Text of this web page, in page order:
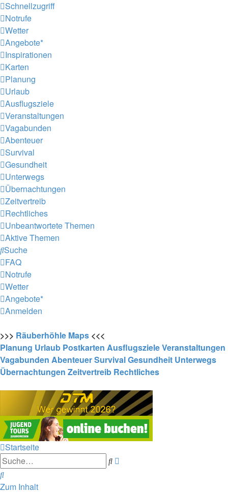
Schnellzugriff
Notrufe
Wetter
Angebote*
Inspirationen
Karten
Planung
Urlaub
Ausflugsziele
Veranstaltungen
Vagabunden
Abenteuer
Survival
Gesundheit
Unterwegs
Übernachtungen
Zeitvertreib
Rechtliches
Unbeantwortete Themen
Aktive Themen
Suche
FAQ
Notrufe
Wetter
Angebote*
Anmelden
>>> Räuberhöhle Maps <<<
Planung Urlaub Postkarten AusflugszieleVeranstaltungen
Vagabunden AbenteuerSurvivalGesundheit Unterwegs
Übernachtungen Zeitvertreib Rechtliches
Startseite
Suche
Suche
Zum Inhalt